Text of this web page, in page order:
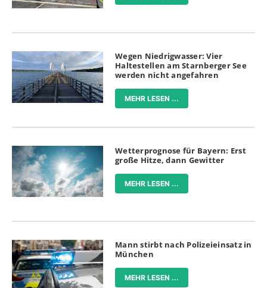
Wegen Niedrigwasser: Vier
Haltestellen am Starnberger See
werden nicht angefahren
MEHR LESEN ...
Wetterprognose für Bayern: Erst
große Hitze, dann Gewitter
MEHR LESEN ...
Mann stirbt nach Polizeieinsatz in
München
MEHR LESEN ...